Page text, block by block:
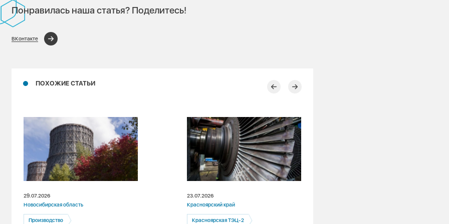
Понравилась наша статья? Поделитесь!
ВКонтакте
ПОХОЖИЕ СТАТЬИ
29.07.2026
Новосибирская область
Производство
23.07.2026
Красноярский край
Красноярская ТЭЦ-2